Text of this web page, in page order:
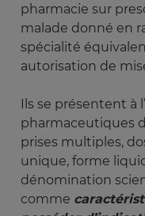
pharmacie sur
malade donné en
spécialité
autorisation de
Ils se présentent à
pharmaceutiques
prises multiples,
unique, forme
dénomination
comme